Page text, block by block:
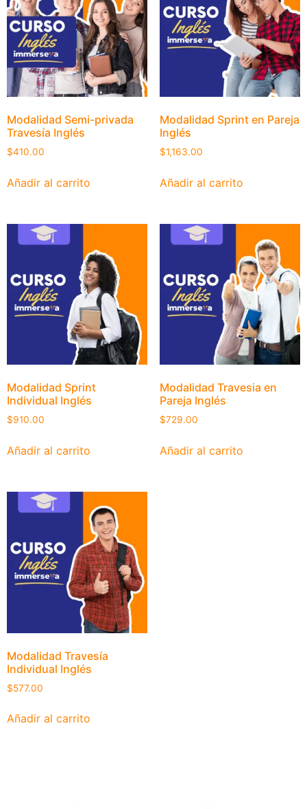
Modalidad Semi-privada
Travesía Inglés
$410.00
Añadir al carrito
Modalidad Sprint en Pareja
Inglés
$1,163.00
Añadir al carrito
Modalidad Sprint
Individual Inglés
$910.00
Añadir al carrito
Modalidad Travesia en
Pareja Inglés
$729.00
Añadir al carrito
Modalidad Travesía
Individual Inglés
$577.00
Añadir al carrito